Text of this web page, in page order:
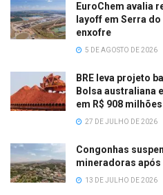
EuroChem avalia
layoff em Serra
enxofre
5 DE AGOSTO DE 2026
BRE leva projeto
Bolsa australiana
em R$ 908 milhões
27 DE JULHO DE 2026
Congonhas
mineradoras após
13 DE JULHO DE 2026